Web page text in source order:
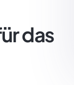
das